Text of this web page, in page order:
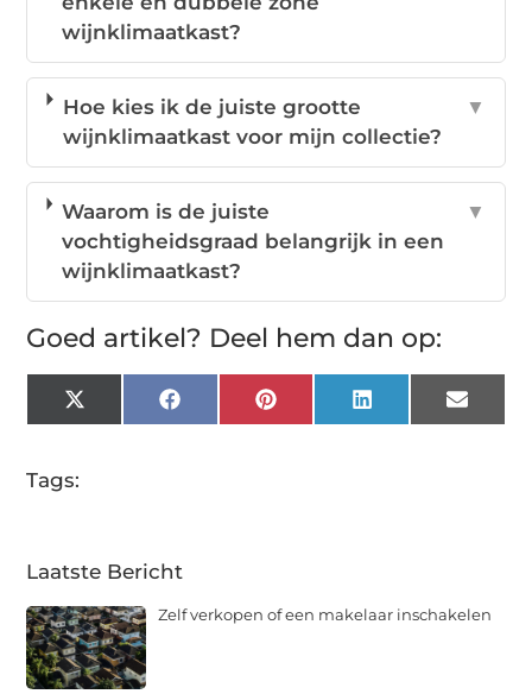
wijnklimaatkast?
Hoe kies ik de juiste grootte
wijnklimaatkast voor mijn collectie?
▼
Waarom is de juiste
vochtigheidsgraad belangrijk in een
wijnklimaatkast?
▼
Goed artikel? Deel hem dan op:
X
(Twitter)
FacebookPinterestLinkedInEmail
Tags:
Laatste Bericht
Zelf verkopen of een makelaar inschakelen